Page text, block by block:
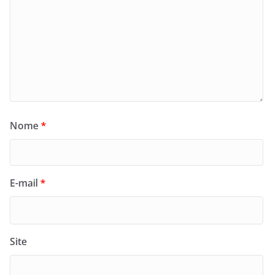
Nome*
E-mail*
Site